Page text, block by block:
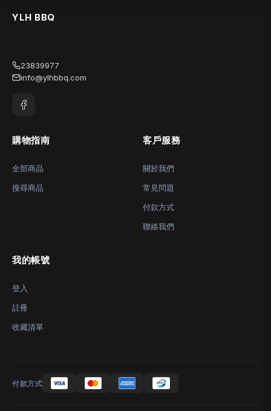
YLH BBQ
23839977
info@ylhbbq.com
購物指南
全部商品
搜尋商品
客戶服務
關於我們
常見問題
付款方式
聯絡我們
我的帳號
登入
註冊
收藏清單
付款方式